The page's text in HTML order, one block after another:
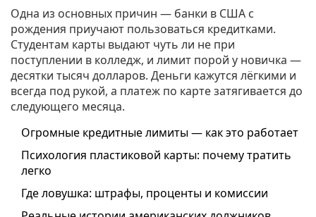
Одна из основных причин — банки в США с
рождения приучают пользоваться кредитками.
Студентам карты выдают чуть ли не при
поступлении в колледж, и лимит порой у новичка —
десятки тысяч долларов. Деньги кажутся лёгкими и
всегда под рукой, а платеж по карте затягивается до
следующего месяца.
Огромные кредитные лимиты — как это работает
Психология пластиковой карты: почему тратить
легко
Где ловушка: штрафы, проценты и комиссии